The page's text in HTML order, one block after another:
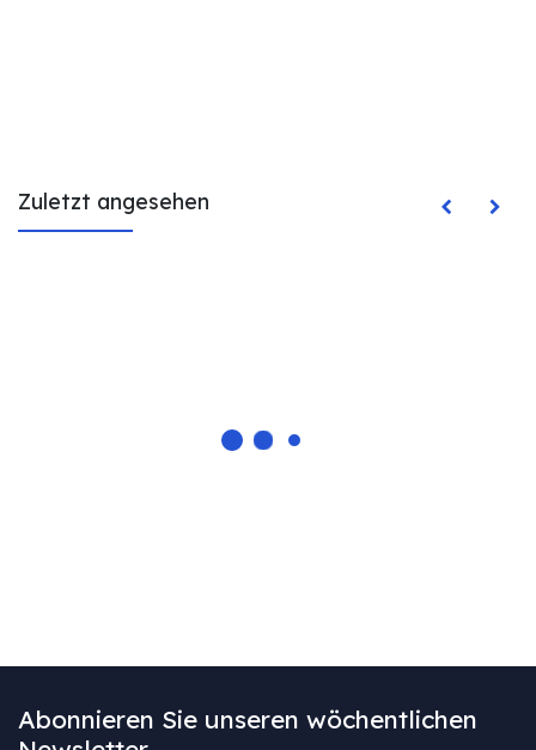
Zuletzt angesehen
Abonnieren Sie unseren wöchentlichen